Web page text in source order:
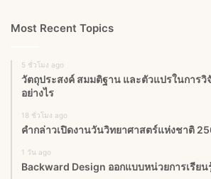
Most Recent Topics
5 ชั่วโมง ago
วัตถุประสงค์ สมมติฐาน และตัวแปรในการวิ
อย่างไร
18 ชั่วโมง ago
คำกล่าวเปิดงานวันวิทยาศาสตร์แห่งชาติ
1 วัน ago
Backward Design ออกแบบหน่วยการเรีย